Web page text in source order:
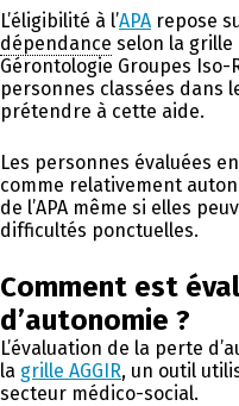
L’éligibilité à l’APA repose
dépendance selon la grille
Gérontologie Groupes Iso-
personnes classées dans
prétendre à cette aide.
Les personnes évaluées
comme relativement
de l’APA même si elles
difficultés ponctuelles.
Comment est
d’autonomie ?
L’évaluation de la perte
la grille AGGIR, un outil
secteur médico-social.